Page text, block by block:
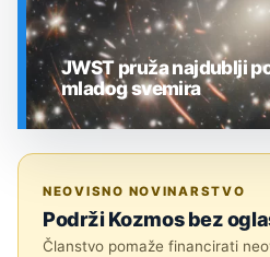
JWST pruža najdublji
mladog svemira
NEOVISNO NOVINARSTVO
Podrži Kozmos bez
Članstvo pomaže financirati